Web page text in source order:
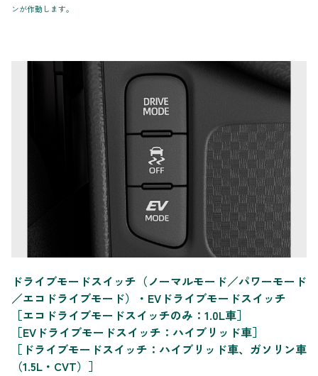
ンが作動します。
ドライブモードスイッチ（ノーマルモード／パワーモード
／エコドライブモード）・EVドライブモードスイッチ
［エコドライブモードスイッチのみ：1.0L車］
［EVドライブモードスイッチ：ハイブリッド車］
［ドライブモードスイッチ：ハイブリッド車、ガソリン車
（1.5L・CVT）］